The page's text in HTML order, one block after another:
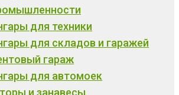
для техники
для складов и гаражей
гараж
для автомоек
и занавесы